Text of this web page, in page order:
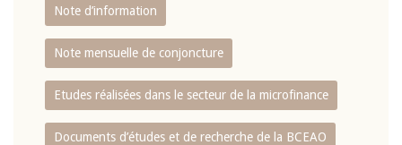
Note d’information
Note mensuelle de conjoncture
Etudes réalisées dans le secteur de la microfinance
Documents d’études et de recherche de la BCEAO